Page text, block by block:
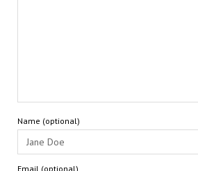
Name (optional)
Email (optional)